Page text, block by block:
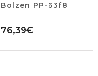
Bolzen PP-63f8
76,39€